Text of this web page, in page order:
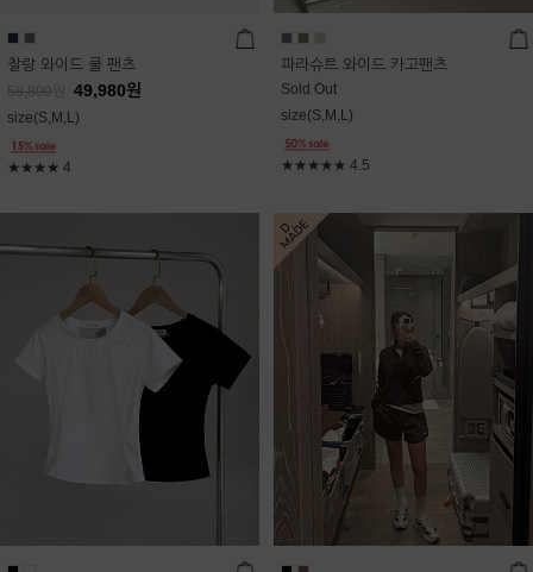
찰랑 와이드 쿨 팬츠
58,800 49,980원
size(S,M,L)
★★★★ 4
파라슈트 와이드 카고팬츠
Sold Out
size(S,M,L)
★★★★★ 4.5